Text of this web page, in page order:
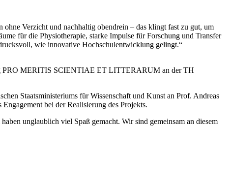
Verzicht und nachhaltig obendrein – das klingt fast zu gut, um
für die Physiotherapie, starke Impulse für Forschung und Transfer
wie innovative Hochschulentwicklung gelingt.“
PRO MERITIS SCIENTIAE ET LITTERARUM an der TH
Staatsministeriums für Wissenschaft und Kunst an Prof. Andreas
bei der Realisierung des Projekts.
unglaublich viel Spaß gemacht. Wir sind gemeinsam an diesem